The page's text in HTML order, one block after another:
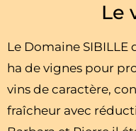
Le
Le Domaine SIBILLE
ha de vignes pour
vins de caractère,
fraîcheur avec